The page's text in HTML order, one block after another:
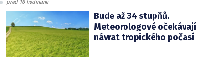
před 16 hodinami
Bude až 34 stupňů.
Meteorologové očekávají
návrat tropického počasí